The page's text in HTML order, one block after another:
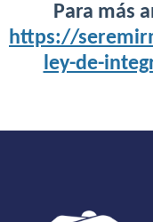
Para más
https://
ley-de-